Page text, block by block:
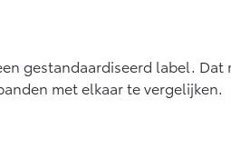
gestandaardiseerd label. Dat
met elkaar te vergelijken.